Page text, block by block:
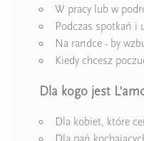
W pracy lub w
Podczas spotkań i
Na randce - by
Kiedy chcesz
Dla kogo jest
Dla kobiet, które